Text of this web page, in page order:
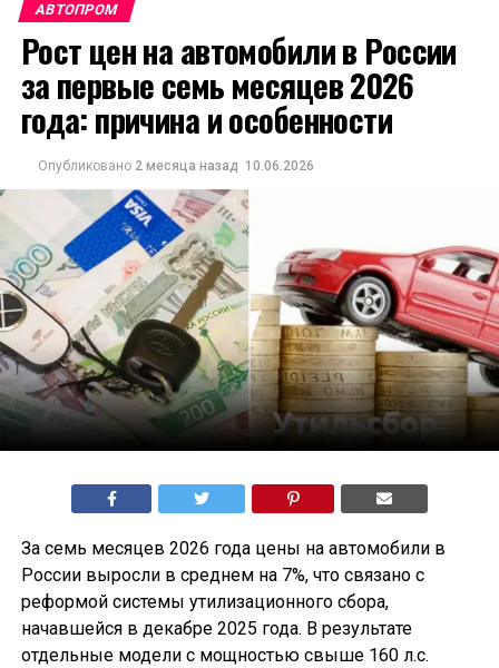
АВТОПРОМ
Рост цен на автомобили в России
за первые семь месяцев 2026
года: причина и особенности
Опубликовано 2 месяца назад 10.06.2026
За семь месяцев 2026 года цены на автомобили в
России выросли в среднем на 7%, что связано с
реформой системы утилизационного сбора,
начавшейся в декабре 2025 года. В результате
отдельные модели с мощностью свыше 160 л.с.